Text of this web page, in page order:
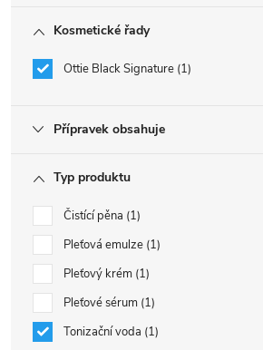
Kosmetické řady
Ottie Black Signature 1
Přípravek obsahuje
Typ produktu
Čistící pěna 1
Pleťová emulze 1
Pleťový krém 1
Pleťové sérum 1
Tonizační voda 1